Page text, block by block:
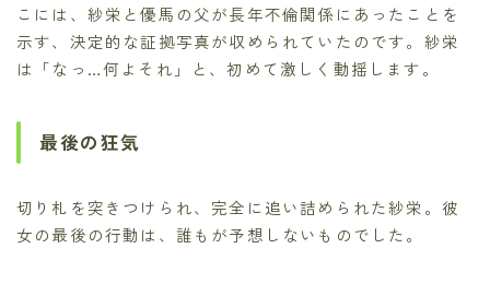
こには、紗栄と優馬の父が長年不倫関係にあったことを
示す、決定的な証拠写真が収められていたのです。紗栄
は「なっ…何よそれ」と、初めて激しく動揺します。
最後の狂気
切り札を突きつけられ、完全に追い詰められた紗栄。彼
女の最後の行動は、誰もが予想しないものでした。